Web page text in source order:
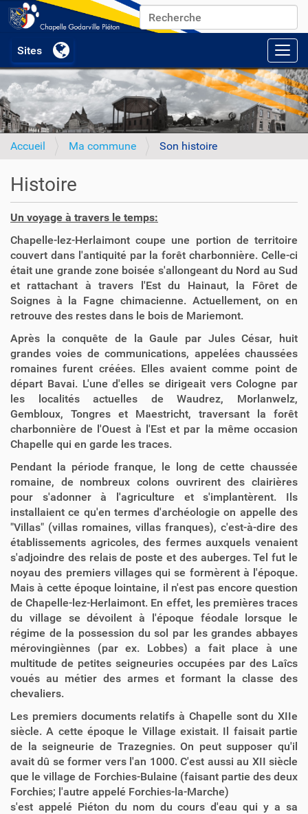
Chercher par
Recherche avancée…
Accueil Ma commune Son histoire
Histoire
Un voyage à travers le temps:
Chapelle-lez-Herlaimont coupe une portion de territoire
couvert dans l'antiquité par la forêt charbonnière. Celle-ci
était une grande zone boisée s'allongeant du Nord au Sud
et rattachant à travers l'Est du Hainaut, la Fôret de
Soignes à la Fagne chimacienne. Actuellement, on en
retrouve des restes dans le bois de Mariemont.
Après la conquête de la Gaule par Jules César, huit
grandes voies de communications, appelées chaussées
romaines furent créées. Elles avaient comme point de
départ Bavai. L'une d'elles se dirigeait vers Cologne par
les localités actuelles de Waudrez, Morlanwelz,
Gembloux, Tongres et Maestricht, traversant la forêt
charbonnière de l'Ouest à l'Est et par la même occasion
Chapelle qui en garde les traces.
Pendant la période franque, le long de cette chaussée
romaine, de nombreux colons ouvrirent des clairières
pour s'adonner à l'agriculture et s'implantèrent. Ils
installaient ce qu'en termes d'archéologie on appelle des
"Villas" (villas romaines, villas franques), c'est-à-dire des
établissements agricoles, des fermes auxquels venaient
s'adjoindre des relais de poste et des auberges. Tel fut le
noyau des premiers villages qui se formèrent à l'époque.
Mais à cette époque lointaine, il n'est pas encore question
de Chapelle-lez-Herlaimont. En effet, les premières traces
du village se dévoilent à l'époque féodale lorsque le
régime de la possession du sol par les grandes abbayes
mérovingiènnes (par ex. Lobbes) a fait place à une
multitude de petites seigneuries occupées par des Laîcs
voués au métier des armes et formant la classe des
chevaliers.
Les premiers documents relatifs à Chapelle sont du XIIe
siècle. A cette époque le Village existait. Il faisait partie
de la seigneurie de Trazegnies. On peut supposer qu'il
avait dû se former vers l'an 1000. C'est aussi au XII siècle
que le village de Forchies-Bulaine (faisant partie des deux
Forchies; l'autre appelé Forchies-la-Marche)
s'est appelé Piéton du nom du cours d'eau qui y a sa